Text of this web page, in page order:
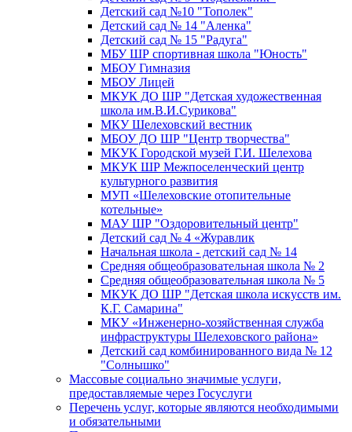
Детский сад №10 "Тополек"
Детский сад № 14 "Аленка"
Детский сад № 15 "Радуга"
МБУ ШР спортивная школа "Юность"
МБОУ Гимназия
МБОУ Лицей
МКУК ДО ШР "Детская художественная
школа им.В.И.Сурикова"
МКУ Шелеховский вестник
МБОУ ДО ШР "Центр творчества"
МКУК Городской музей Г.И. Шелехова
МКУК ШР Межпоселенческий центр
культурного развития
МУП «Шелеховские отопительные
котельные»
МАУ ШР "Оздоровительный центр"
Детский сад № 4 «Журавлик
Начальная школа - детский сад № 14
Средняя общеобразовательная школа № 2
Средняя общеобразовательная школа № 5
МКУК ДО ШР "Детская школа искусств им.
К.Г. Самарина"
МКУ «Инженерно-хозяйственная служба
инфраструктуры Шелеховского района»
Детский сад комбинированного вида № 12
"Солнышко"
Массовые социально значимые услуги,
предоставляемые через Госуслуги
Перечень услуг, которые являются необходимыми
и обязательными